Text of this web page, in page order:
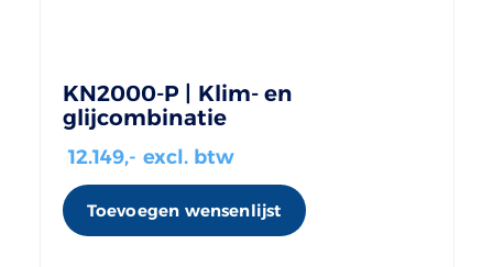
KN2000-P | Klim- en
glijcombinatie
12.149,- excl. btw
Toevoegen wensenlijst